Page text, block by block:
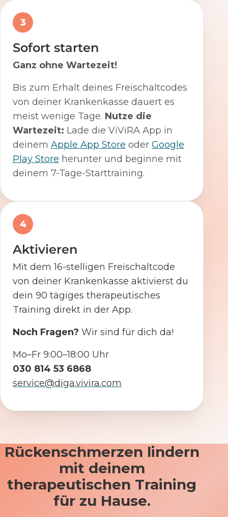
3
Sofort starten
Ganz ohne Wartezeit!
Bis zum Erhalt deines Freischaltcodes
von deiner Krankenkasse dauert es
meist wenige Tage. Nutze die
Wartezeit: Lade die ViViRA App in
deinem Apple App Store oder Google
Play Store herunter und beginne mit
deinem 7-Tage-Starttraining.
4
Aktivieren
Mit dem 16-stelligen Freischaltcode
von deiner Krankenkasse aktivierst du
dein 90 tägiges therapeutisches
Training direkt in der App.
Noch Fragen? Wir sind für dich da!
Mo–Fr 9:00–18:00 Uhr
030 814 53 6868
service@diga.vivira.com
Rückenschmerzen lindern
mit deinem
therapeutischen Training
für zu Hause.